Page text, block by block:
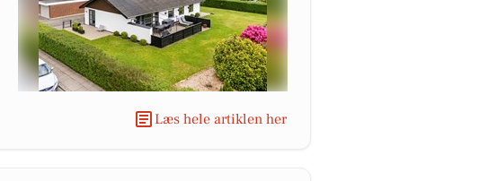
Læs hele artiklen her